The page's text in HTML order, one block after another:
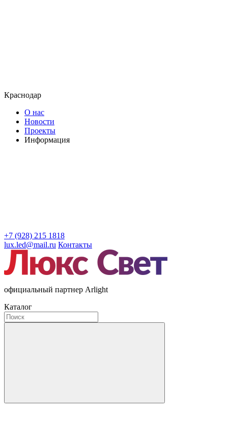
Краснодар
О нас
Новости
Проекты
Информация
+7 (928) 215 1818
lux.led@mail.ru Контакты
официальный партнер Arlight
Каталог